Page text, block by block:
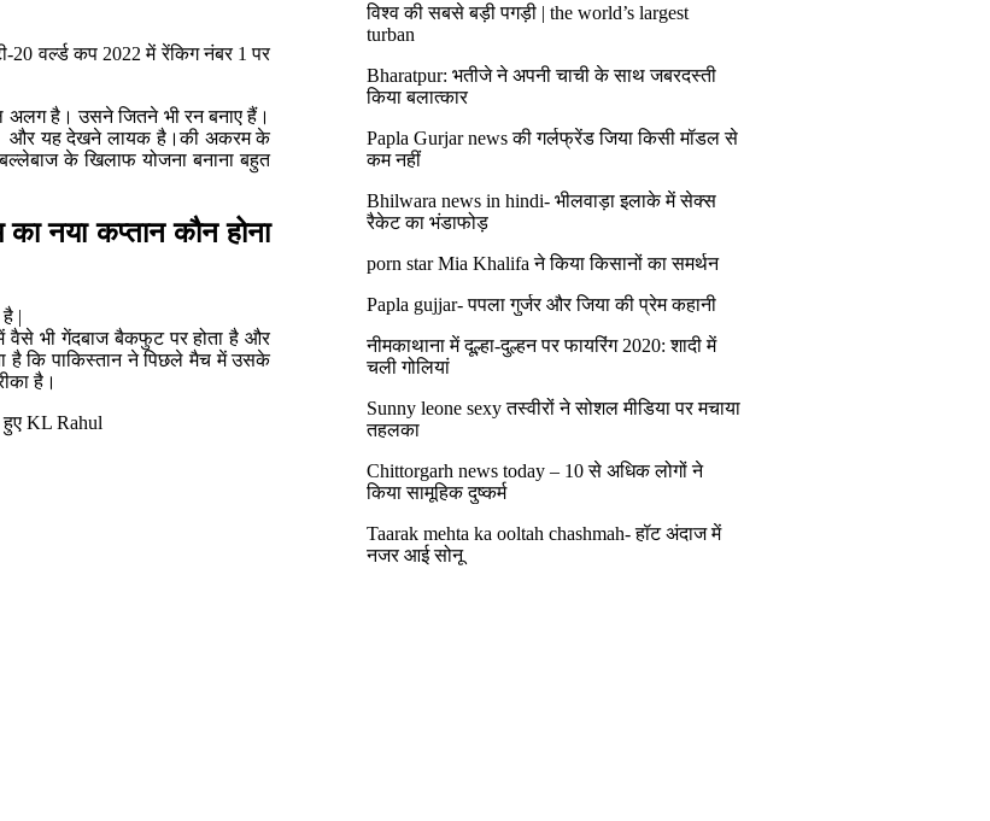
वर्ल्ड कप 2022 में रेंकिग नंबर 1 पर
है। उसने जितने भी रन बनाए हैं।
हैं। और यह देखने लायक है।की अकरम के
के खिलाफ योजना बनाना बहुत
नया कप्तान कौन होना
|
भी गेंदबाज बैकफुट पर होता है और
है कि पाकिस्तान ने पिछले मैच में उसके
है।
KL Rahul
विश्व की सबसे बड़ी पगड़ी | the world’s largest
turban
Bharatpur: भतीजे ने अपनी चाची के साथ जबरदस्ती
किया बलात्कार
Papla Gurjar news की गर्लफ्रेंड जिया किसी मॉडल से
कम नहीं
Bhilwara news in hindi- भीलवाड़ा इलाके में सेक्स
रैकेट का भंडाफोड़
porn star Mia Khalifa ने किया किसानों का समर्थन
Papla gujjar- पपला गुर्जर और जिया की प्रेम कहानी
नीमकाथाना में दूल्हा-दुल्हन पर फायरिंग 2020: शादी में
चली गोलियां
Sunny leone sexy तस्वीरों ने सोशल मीडिया पर मचाया
तहलका
Chittorgarh news today – 10 से अधिक लोगों ने
किया सामूहिक दुष्कर्म
Taarak mehta ka ooltah chashmah- हॉट अंदाज में
नजर आई सोनू